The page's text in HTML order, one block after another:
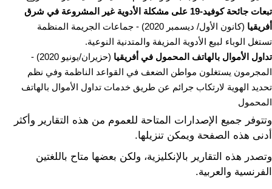
تبعات جائحة كوفيد-19 على مشكلة الأدوية غير المشروعة في شرق
أفريقيا
(كانون الأول/ ديسمبر 2020) - جماعات الجريمة المنظمة
تستغل الوباء لبيع الأدوية المزيفة والمتدنية النوعية.
تداول الأموال بالهاتف المحمول في أفريقيا
(حزيران/يونيو 2020) -
المجرمون يستغلون مواطن الضعف في القواعد الناظمة وفي نظم
تحديد الهوية لارتكاب جرائم عن طريق خدمات تداول الأموال بالهاتف
المحمول
وتتوفر جميع الإصدارات المتاحة للعموم من هذه التقارير وأكثر
أدنى هذه الصفحة ويمكن تنزيلها.
وتصدر هذه التقارير بالإنكليزية، ولكن بعضها متاح باللغتين
الفرنسية والعربية.